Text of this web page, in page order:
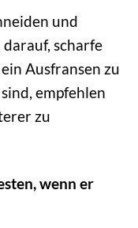
und
scharfe
Ausfransen zu
empfehlen
zu
wenn er